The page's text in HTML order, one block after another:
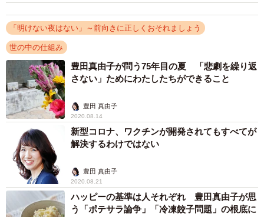
の候補者がいないところは、投票に行かない有権者も多か
ったと推察されること、長崎はなくなる選挙区であるこ
と、等が考えられますが、そもそも、「与党も野党も含
め、政治全体への諦観・嫌悪」といったものも、感じま
す。
▽有権者の支持政党別の投票先データ（末尾に掲載）が興
味深いです。野党候補の勝利に必要とされる「9:6:3の法則
（野党支持層の9割、無党派層の6割、保守層の3割を獲得す
れば、野党候補が勝てる）」というものがあります。現下
の政党支持率から考えれば、野党候補は「自分の属する政
党の支持層の票」だけでは勝てないわけで、「あまり過激
「明けない夜はない」～前向きに正しくおそれましょう
世の中の仕組み
豊田真由子が問う75年目の夏 「悲劇を繰り返
さない」ためにわたしたちができること
豊田 真由子
2020.08.14
新型コロナ、ワクチンが開発されてもすべてが
解決するわけではない
豊田 真由子
2020.08.21
ハッピーの基準は人それぞれ 豊田真由子が思
う「ポテサラ論争」「冷凍餃子問題」の根底に